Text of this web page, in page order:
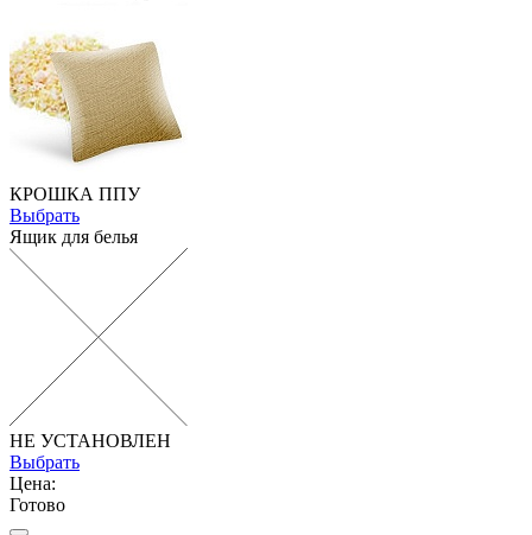
КРОШКА ППУ
Выбрать
Ящик для белья
НЕ УСТАНОВЛЕН
Выбрать
Цена:
Готово